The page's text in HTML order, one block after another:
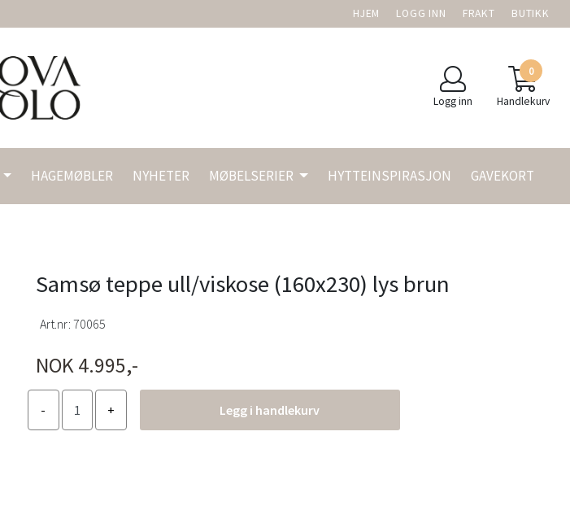
HJEM LOGG INN FRAKT BUTIKK
Logg inn
0
Handlekurv
HAGEMØBLER NYHETER MØBELSERIER HYTTEINSPIRASJON GAVEKORT
Samsø teppe ull/viskose (160x230) lys brun
Art.nr: 70065
NOK 4.995,-
Legg i handlekurv